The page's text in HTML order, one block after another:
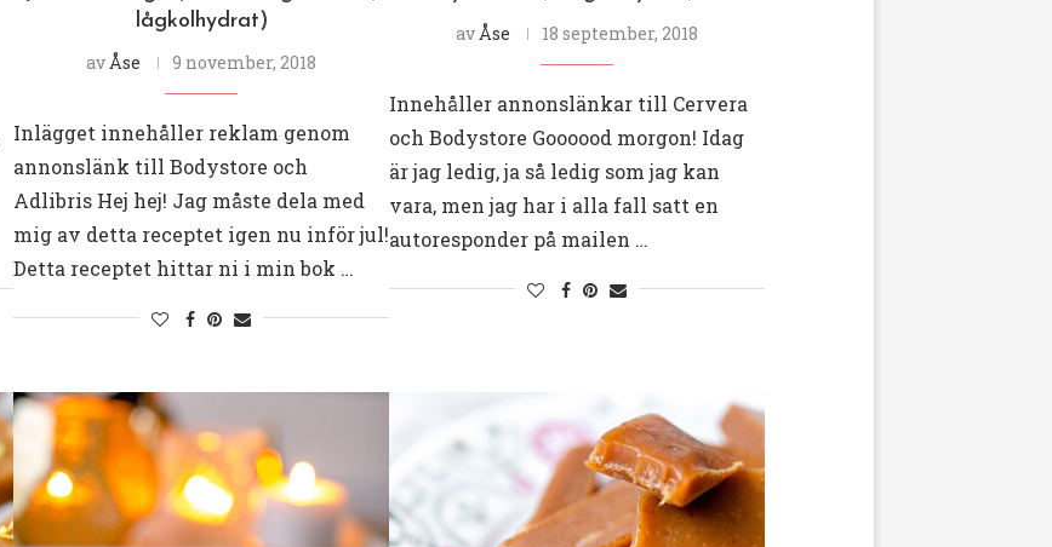
lågkolhydrat)
av Åse 9 november, 2018
Inlägget innehåller reklam genom
annonslänk till Bodystore och
Adlibris Hej hej! Jag måste dela med
mig av detta receptet igen nu inför jul!
Detta receptet hittar ni i min bok …
av Åse 18 september, 2018
Innehåller annonslänkar till Cervera
och Bodystore Goooood morgon! Idag
är jag ledig, ja så ledig som jag kan
vara, men jag har i alla fall satt en
autoresponder på mailen …